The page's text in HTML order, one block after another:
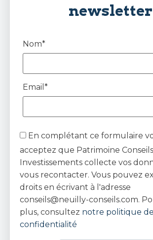
newsletter
Nom*
Email*
En complétant ce formulaire
acceptez que Patrimoine
Investissements collecte vos
vous recontacter. Vous pouvez
droits en écrivant à l'adresse
conseils@neuilly-conseils.com.
plus, consultez notre politique de
confidentialité